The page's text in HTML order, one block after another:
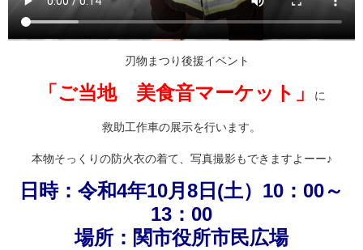
刃物まつり後援イベント
「ご当地 美食音マーケット」 に
救助工作車の展示を行います。
本物そっくりの防火衣の着て、写真撮影もできますよーー♪
日時：令和4年10月8日(土）10：00～
13：00
場所：関市役所市民広場